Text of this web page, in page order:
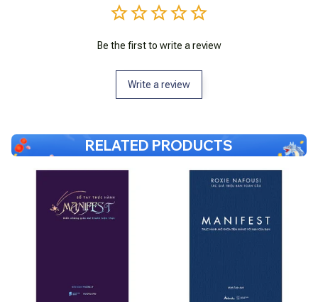
Be the first to write a review
Write a review
RELATED PRODUCTS